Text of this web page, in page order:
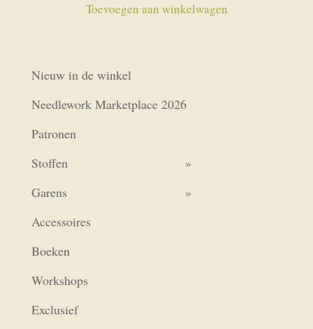
Toevoegen aan winkelwagen
Nieuw in de winkel
Needlework Marketplace 2026
Patronen
Stoffen
Garens
Accessoires
Boeken
Workshops
Exclusief